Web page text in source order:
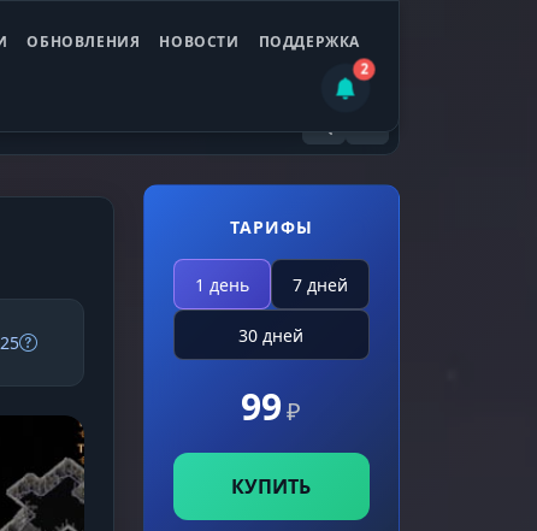
ОБНОВЛЕНИЯ НОВОСТИ ПОДДЕРЖКА
2
ТАРИФЫ
1 день 7 дней
30 дней
99₽
КУПИТЬ